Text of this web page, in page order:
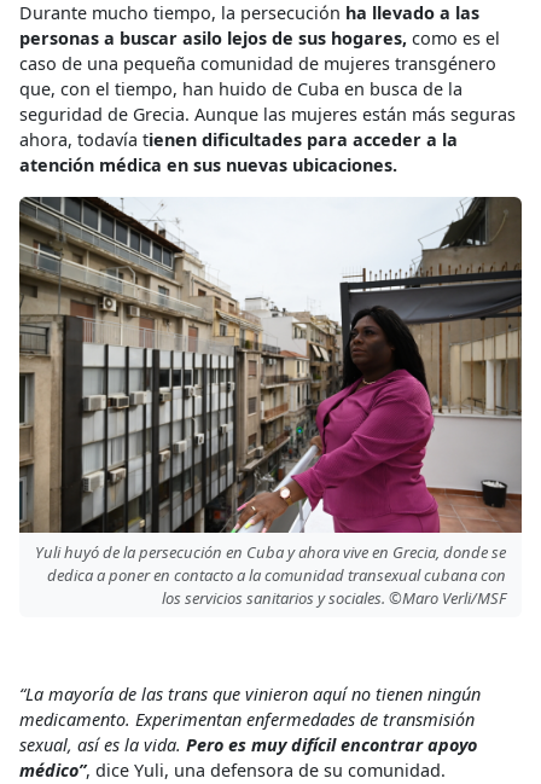
Durante mucho tiempo, la persecución ha llevado a las
personas a buscar asilo lejos de sus hogares, como es el
caso de una pequeña comunidad de mujeres transgénero
que, con el tiempo, han huido de Cuba en busca de la
seguridad de Grecia. Aunque las mujeres están más seguras
ahora, todavía tienen dificultades para acceder a la
atención médica en sus nuevas ubicaciones.
Yuli huyó de la persecución en Cuba y ahora vive en Grecia, donde se
dedica a poner en contacto a la comunidad transexual cubana con
los servicios sanitarios y sociales. ©Maro Verli/MSF
“La mayoría de las trans que vinieron aquí no tienen ningún
medicamento. Experimentan enfermedades de transmisión
sexual, así es la vida. Pero es muy difícil encontrar apoyo
médico”, dice Yuli, una defensora de su comunidad.